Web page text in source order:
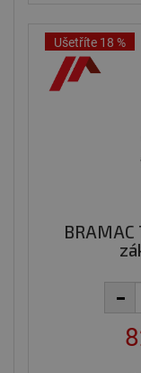
Ušetříte 18 %